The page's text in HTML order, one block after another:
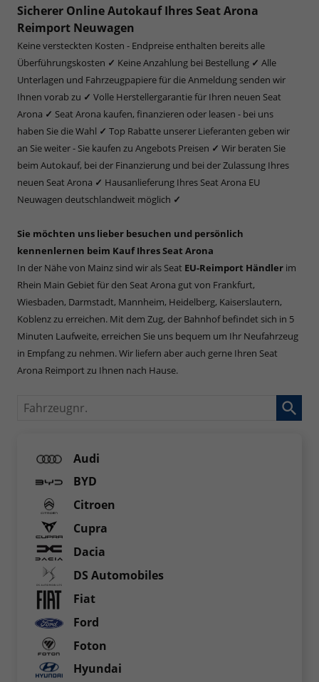
Sicherer Online Autokauf Ihres Seat Arona
Reimport Neuwagen
Keine versteckten Kosten - Endpreise enthalten bereits alle
Überführungskosten ✓ Keine Anzahlung bei Bestellung ✓ Alle
Unterlagen und Fahrzeugpapiere für die Anmeldung senden wir
Ihnen vorab zu ✓ Volle Herstellergarantie für Ihren neuen Seat
Arona ✓ Seat Arona kaufen, finanzieren oder leasen - bei uns
haben Sie die Wahl ✓ Top Rabatte unserer Lieferanten geben wir
an Sie weiter - Sie kaufen zu Angebots Preisen ✓ Wir beraten Sie
beim Autokauf, bei der Finanzierung und bei der Zulassung Ihres
neuen Seat Arona ✓ Hausanlieferung Ihres Seat Arona EU
Neuwagen deutschlandweit möglich ✓
Sie möchten uns lieber besuchen und persönlich
kennenlernen beim Kauf Ihres Seat Arona
In der Nähe von Mainz sind wir als Seat EU-Reimport Händler im
Rhein Main Gebiet für den Seat Arona gut von Frankfurt,
Wiesbaden, Darmstadt, Mannheim, Heidelberg, Kaiserslautern,
Koblenz zu erreichen. Mit dem Zug, der Bahnhof befindet sich in 5
Minuten Laufweite, erreichen Sie uns bequem um Ihr Neufahrzeug
in Empfang zu nehmen. Wir liefern aber auch gerne Ihren Seat
Arona Reimport zu Ihnen nach Hause.
Fahrzeugnr.
Audi
BYD
Citroen
Cupra
Dacia
DS Automobiles
Fiat
Ford
Foton
Hyundai